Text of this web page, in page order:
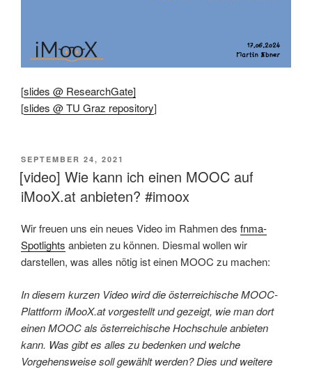
[slides @ ResearchGate]
[slides @ TU Graz repository]
VERÖFFENTLICHT
AM
SEPTEMBER 24, 2021
[video] Wie kann ich einen MOOC auf
iMooX.at anbieten? #imoox
Wir freuen uns ein neues Video im Rahmen des fnma-
Spotlights anbieten zu können. Diesmal wollen wir
darstellen, was alles nötig ist einen MOOC zu machen:
In diesem kurzen Video wird die österreichische MOOC-
Plattform iMooX.at vorgestellt und gezeigt, wie man dort
einen MOOC als österreichische Hochschule anbieten
kann. Was gibt es alles zu bedenken und welche
Vorgehensweise soll gewählt werden? Dies und weitere